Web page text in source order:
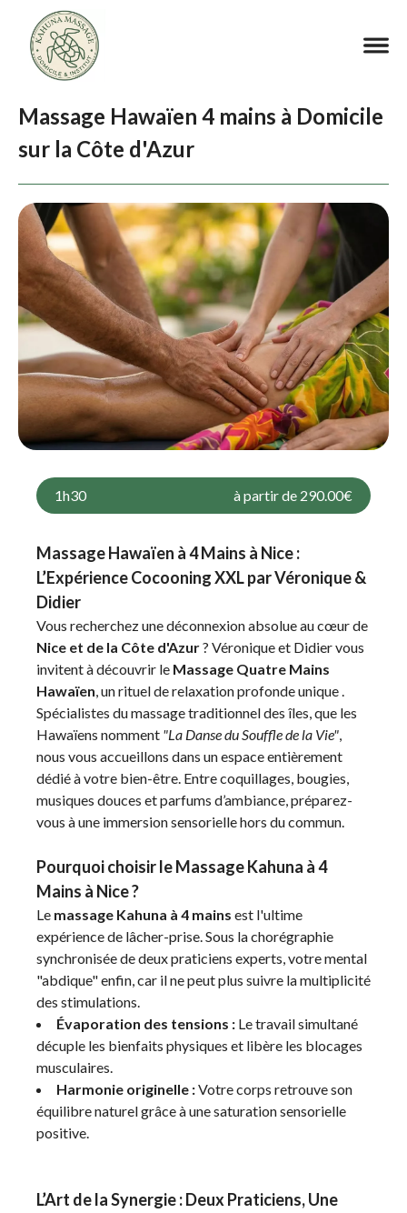
Massage Hawaïen 4 mains à Domicile
sur la Côte d'Azur
1h30 à partir de 290.00€
Massage Hawaïen à 4 Mains à Nice :
L’Expérience Cocooning XXL par Véronique &
Didier
Vous recherchez une déconnexion absolue au cœur de
Nice et de la Côte d'Azur? Véronique et Didier vous
invitent à découvrir le Massage Quatre Mains
Hawaïen, un rituel de relaxation profonde unique .
Spécialistes du massage traditionnel des îles, que les
Hawaïens nomment "La Danse du Souffle de la Vie",
nous vous accueillons dans un espace entièrement
dédié à votre bien-être. Entre coquillages, bougies,
musiques douces et parfums d’ambiance, préparez-
vous à une immersion sensorielle hors du commun.
Pourquoi choisir le Massage Kahuna à 4
Mains à Nice ?
Le massage Kahuna à 4 mains est l'ultime
expérience de lâcher-prise. Sous la chorégraphie
synchronisée de deux praticiens experts, votre mental
"abdique" enfin, car il ne peut plus suivre la multiplicité
des stimulations.
Évaporation des tensions : Le travail simultané
décuple les bienfaits physiques et libère les blocages
musculaires.
Harmonie originelle :Votre corps retrouve son
équilibre naturel grâce à une saturation sensorielle
positive.
L’Art de la Synergie : Deux Praticiens, Une